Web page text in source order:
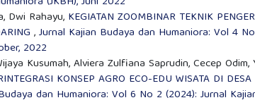
Dwi Rahayu, KEGIATAN ZOOMBINAR TEKNIK
,Jurnal Kajian Budaya dan Humaniora: Vol 4
2022
Kusumah, Alviera Zulfiana Saprudin, Cecep
KONSEP AGRO ECO-EDU WISATA DI
dan Humaniora: Vol 6 No 2 (2024): Jurnal